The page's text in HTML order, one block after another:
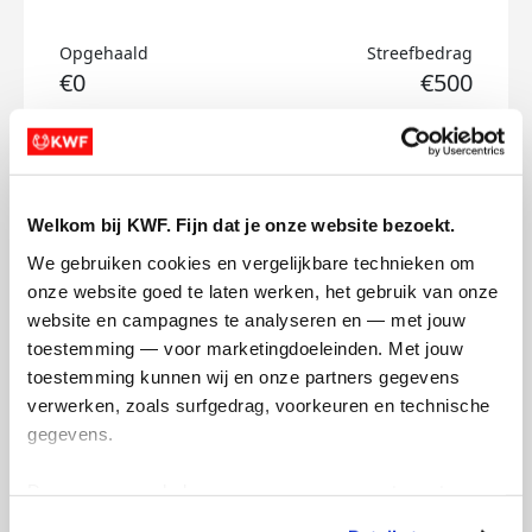
Welkom bij KWF. Fijn dat je onze website bezoekt.
We gebruiken cookies en vergelijkbare technieken om
onze website goed te laten werken, het gebruik van onze
website en campagnes te analyseren en — met jouw
toestemming — voor marketingdoeleinden. Met jouw
toestemming kunnen wij en onze partners gegevens
verwerken, zoals surfgedrag, voorkeuren en technische
gegevens.
Opgehaald
€0
Streefbedrag
€500
Doneer
Valerie's badges